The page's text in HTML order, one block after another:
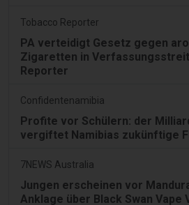
Tobacco Reporter
PA verteidigt Gesetz gegen
Zigaretten in
Reporter
Confidentenamibia
Profite vor Schülern: der
vergiftet Namibias zukünftige
7NEWS Australia
Jungen erscheinen vor
Anklage über Black Swan Vape